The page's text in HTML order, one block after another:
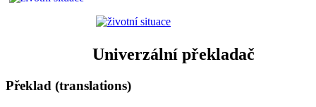
Univerzální překladač
Překlad (translations)